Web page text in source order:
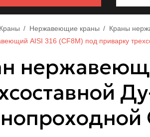
Краны Нержавеющие краны
Краны
AISI 316 (CF8M) под приварку